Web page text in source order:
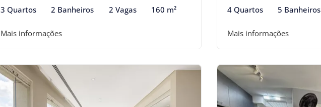
3 Quartos 2 Banheiros 2 Vagas 160 m²
Mais informações
4 Quartos 5 Banheiros
Mais informações